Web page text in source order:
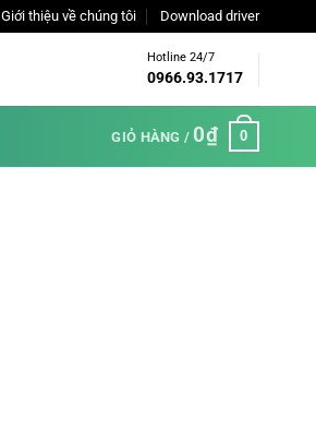
Giới thiệu về chúng tôi Download driver
Hotline 24/7
0966.93.1717
GIỎ HÀNG / 0₫ 0